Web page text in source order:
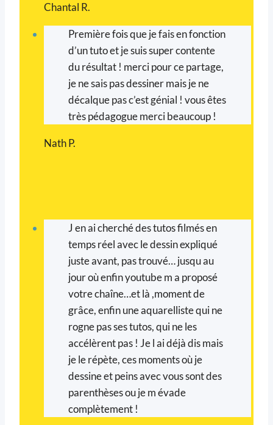
Chantal R.
Première fois que je fais en fonction
d’un tuto et je suis super contente
du résultat ! merci pour ce partage,
je ne sais pas dessiner mais je ne
décalque pas c’est génial ! vous êtes
très pédagogue merci beaucoup !
Nath P.
J en ai cherché des tutos filmés en
temps réel avec le dessin expliqué
juste avant, pas trouvé… jusqu au
jour où enfin youtube m a proposé
votre chaîne…et là ,moment de
grâce, enfin une aquarelliste qui ne
rogne pas ses tutos, qui ne les
accélèrent pas ! Je l ai déjà dis mais
je le répète, ces moments où je
dessine et peins avec vous sont des
parenthèses ou je m évade
complètement !